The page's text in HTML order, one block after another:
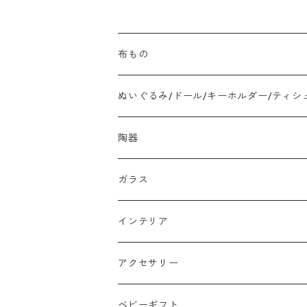
布もの
ぬいぐるみ/ドール/キーホルダー/ティシ
陶器
ガラス
インテリア
アクセサリー